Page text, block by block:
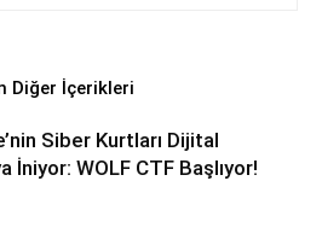
Diğer İçerikleri
Siber Kurtları Dijital
İniyor: WOLF CTF Başlıyor!